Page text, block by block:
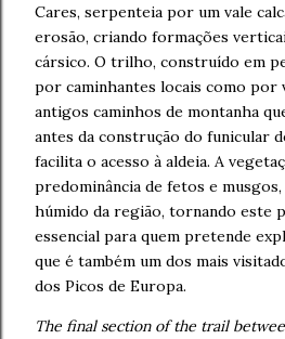
Cares, serpenteia por um vale
erosão, criando formações
cársico. O trilho, construído em
por caminhantes locais como por
antigos caminhos de montanha
antes da construção do funicular
facilita o acesso à aldeia. A
predominância de fetos e
húmido da região, tornando este
essencial para quem pretende
que é também um dos mais
dos Picos de Europa.
The final section of the trail